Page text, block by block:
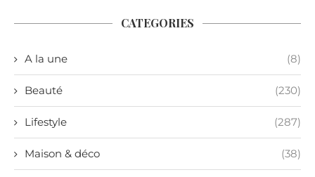
CATEGORIES
A la une (8)
Beauté (230)
Lifestyle (287)
Maison & déco (38)